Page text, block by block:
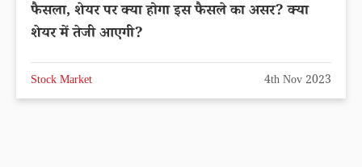
फैसला, शेयर पर क्या होगा इस फैसले का असर? क्या
शेयर में तेजी आएगी?
Stock Market 4th Nov 2023